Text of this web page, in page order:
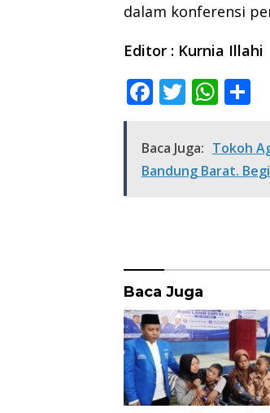
dalam konferensi
Editor : Kurnia Illahi
F
e
b
o
T
itt
er
W
at
s
A
e
Baca Juga: Tokoh
Bandung Barat.
Baca Juga